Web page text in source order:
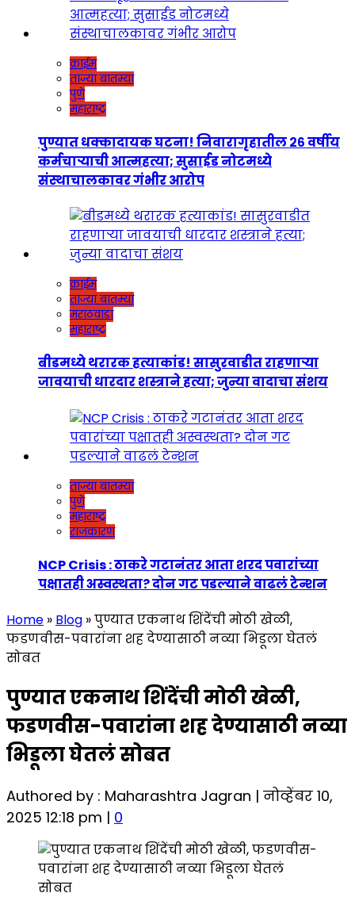
क्राईम
ताज्या बातम्या
पुणे
महाराष्ट्र
पुण्यात धक्कादायक घटना! निवारागृहातील २६ वर्षीय
कर्मचाऱ्याची आत्महत्या; सुसाईड नोटमध्ये
संस्थाचालकावर गंभीर आरोप
क्राईम
ताज्या बातम्या
मराठवाडा
महाराष्ट्र
बीडमध्ये थरारक हत्याकांड! सासुरवाडीत राहणाऱ्या
जावयाची धारदार शस्त्राने हत्या; जुन्या वादाचा संशय
ताज्या बातम्या
पुणे
महाराष्ट्र
राजकारण
NCP Crisis : ठाकरे गटानंतर आता शरद पवारांच्या
पक्षातही अस्वस्थता? दोन गट पडल्याने वाढलं टेन्शन
Home » Blog »पुण्यात एकनाथ शिंदेंची मोठी खेळी,
फडणवीस-पवारांना शह देण्यासाठी नव्या भिडूला घेतलं
सोबत
पुण्यात एकनाथ शिंदेंची मोठी खेळी,
फडणवीस-पवारांना शह देण्यासाठी नव्या
भिडूला घेतलं सोबत
Authored by : Maharashtra Jagran | नोव्हेंबर 10,
2025 12:18 pm | 0